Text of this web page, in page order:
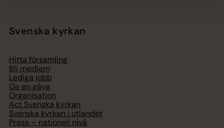
Svenska kyrkan
Hitta församling
Bli medlem
Lediga jobb
Ge en gåva
Organisation
Act Svenska kyrkan
Svenska kyrkan i utlandet
Press – nationell nivå